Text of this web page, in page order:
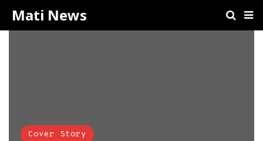
Mati News
Cover Story